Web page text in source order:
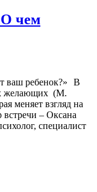
чем
В
желающих (М.
меняет взгляд на
– Оксана
специалист